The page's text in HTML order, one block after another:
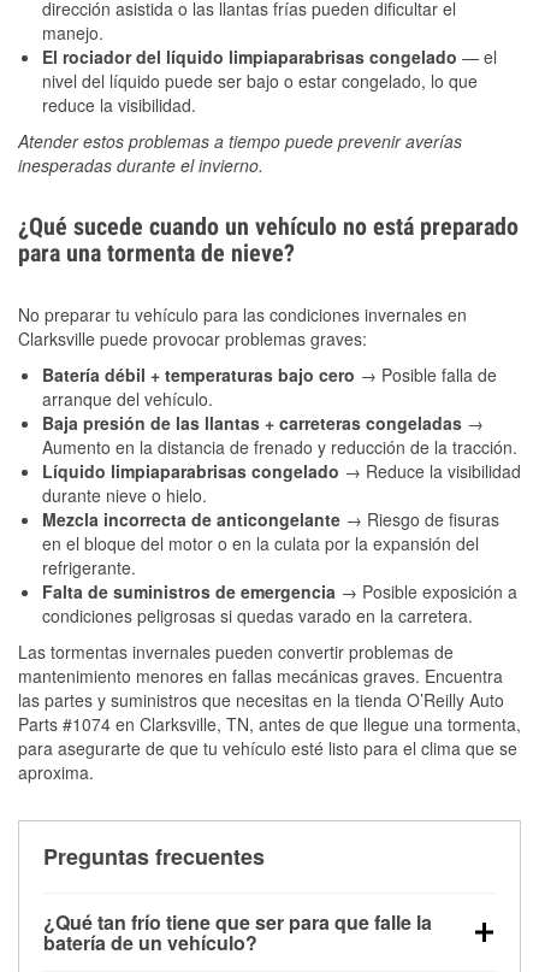
dirección asistida o las llantas frías pueden dificultar el
manejo.
El rociador del líquido limpiaparabrisas congelado — el
nivel del líquido puede ser bajo o estar congelado, lo que
reduce la visibilidad.
Atender estos problemas a tiempo puede prevenir averías
inesperadas durante el invierno.
¿Qué sucede cuando un vehículo no está preparado
para una tormenta de nieve?
No preparar tu vehículo para las condiciones invernales en
Clarksville puede provocar problemas graves:
Batería débil + temperaturas bajo cero → Posible falla de
arranque del vehículo.
Baja presión de las llantas + carreteras congeladas →
Aumento en la distancia de frenado y reducción de la tracción.
Líquido limpiaparabrisas congelado → Reduce la visibilidad
durante nieve o hielo.
Mezcla incorrecta de anticongelante → Riesgo de fisuras
en el bloque del motor o en la culata por la expansión del
refrigerante.
Falta de suministros de emergencia → Posible exposición a
condiciones peligrosas si quedas varado en la carretera.
Las tormentas invernales pueden convertir problemas de
mantenimiento menores en fallas mecánicas graves. Encuentra
las partes y suministros que necesitas en la tienda O’Reilly Auto
Parts #1074 en Clarksville, TN, antes de que llegue una tormenta,
para asegurarte de que tu vehículo esté listo para el clima que se
aproxima.
Preguntas frecuentes
¿Qué tan frío tiene que ser para que falle la
batería de un vehículo?